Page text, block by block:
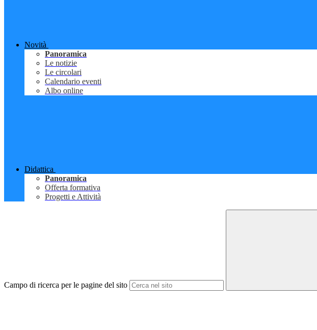
Novità
Panoramica
Le notizie
Le circolari
Calendario eventi
Albo online
Didattica
Panoramica
Offerta formativa
Progetti e Attività
Campo di ricerca per le pagine del sito